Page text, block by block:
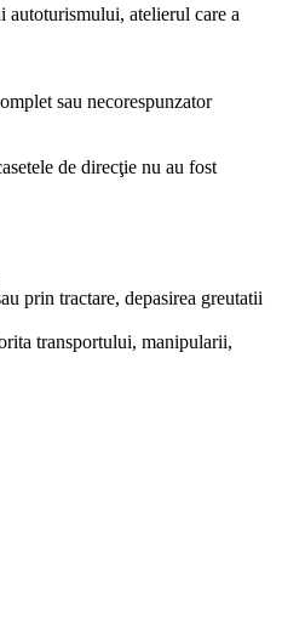
atelierul care a
sau necorespunzator
de direcţie nu au fost
prin tractare, depasirea greutatii
transportului, manipularii,